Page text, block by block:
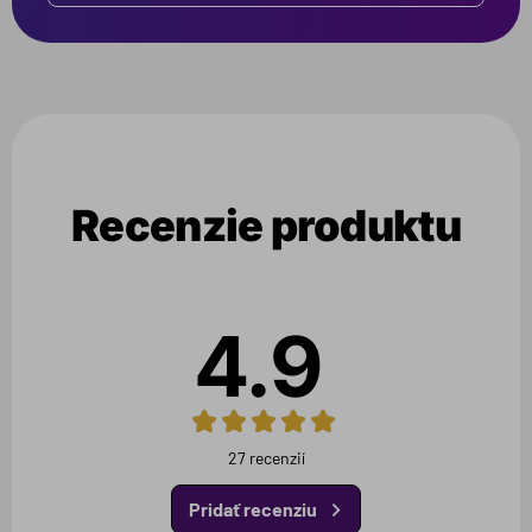
Recenzie produktu
4.9
27 recenzií
Pridať recenziu